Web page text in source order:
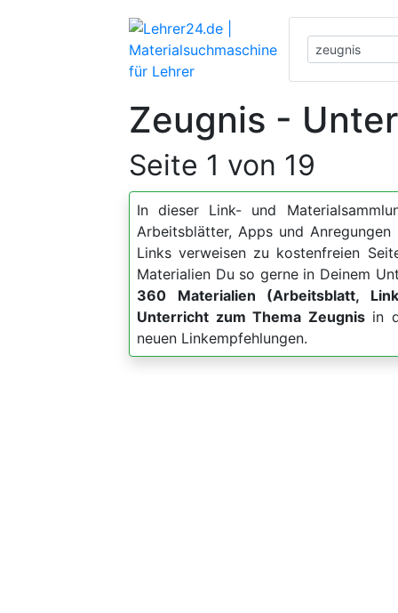
Zeugnis -
Seite 1 von 19
In dieser Link- und
Arbeitsblätter, Apps und
Links verweisen zu kostenfreien
Materialien Du so gerne in Deinem
360 Materialien (Arbeitsblatt,
Unterricht zum Thema Zeugnisin
neuen Linkempfehlungen.